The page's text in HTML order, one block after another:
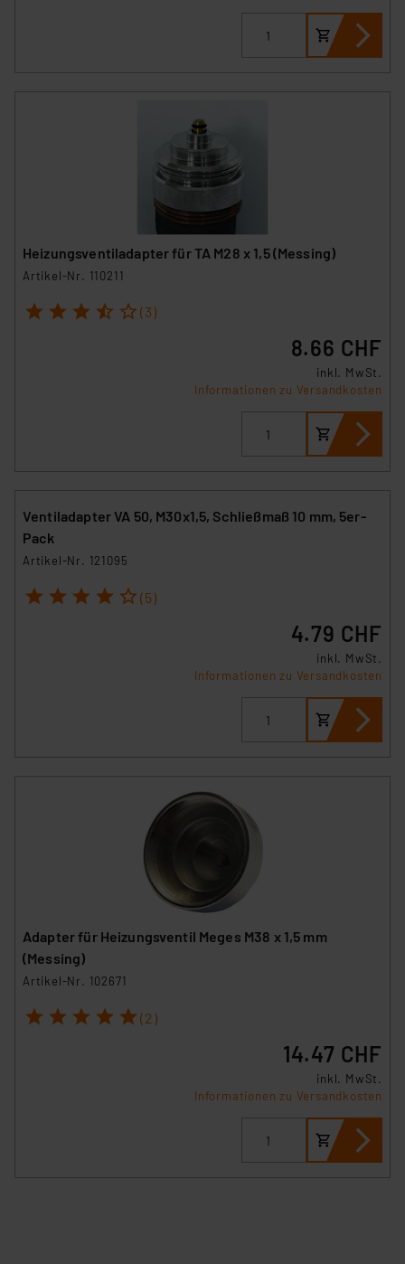
Heizungsventiladapter für TA M28 x 1,5 (Messing)
Artikel-Nr. 110211
1 2 3 4 5 (3)
8.66 CHF
inkl. MwSt.
Informationen zu Versandkosten
Ventiladapter VA 50, M30x1,5, Schließmaß 10 mm, 5er-
Pack
Artikel-Nr. 121095
1 2 3 4 5 (5)
4.79 CHF
inkl. MwSt.
Informationen zu Versandkosten
Adapter für Heizungsventil Meges M38 x 1,5 mm
(Messing)
Artikel-Nr. 102671
1 2 3 4 5 (2)
14.47 CHF
inkl. MwSt.
Informationen zu Versandkosten